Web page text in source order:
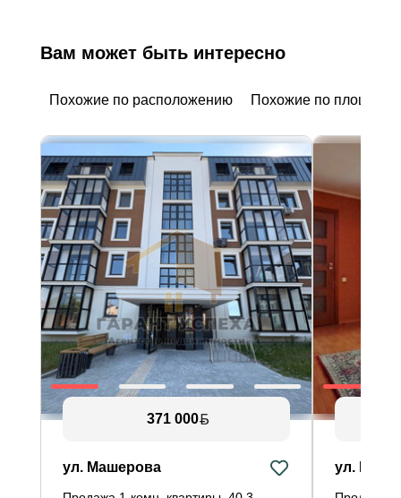
Вам может быть интересно
Похожие по расположению Похожие по площади
371 000
ул. Машерова ул.